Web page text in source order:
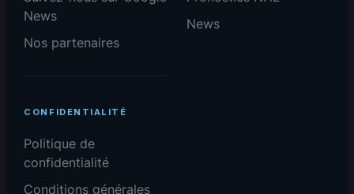
News
Nos partenaires
News
CONFIDENTIALITÉ
Politique de
confidentialité
Conditions générales